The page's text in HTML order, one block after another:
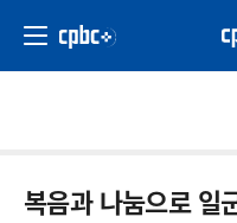
복음과 나눔으로 일